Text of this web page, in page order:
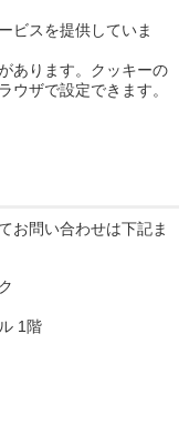
ビスを提供していま
あります。クッキーの
ウザで設定できます。
お問い合わせは下記ま
1階